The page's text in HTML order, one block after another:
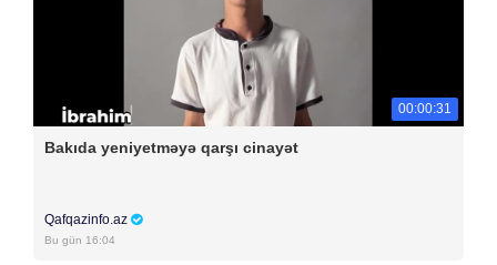
00:00:31
Bakıda yeniyetməyə qarşı cinayət
Qafqazinfo.az
Bu gün 16:04